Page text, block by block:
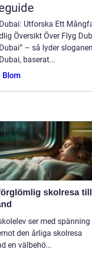
Utforska Ett
Översikt Över Flyg
– så lyder
baserat...
Blom
skolresa till
ser med spänning
den årliga skolresa
en välbehö...